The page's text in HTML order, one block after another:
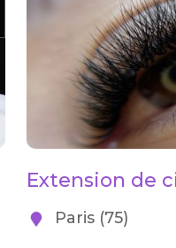
Extension de
Paris (75)